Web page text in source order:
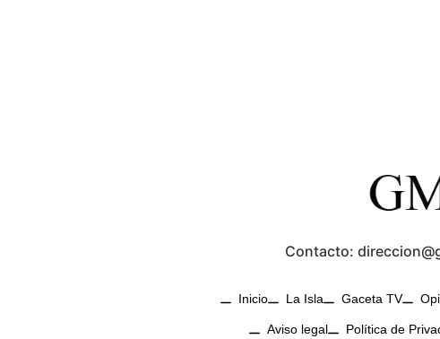
Contacto:
Inicio La Isla Gaceta TV
Aviso legal Política de